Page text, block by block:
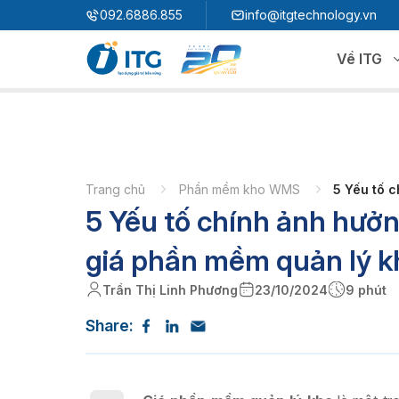
092.6886.855 info@itgtechnology.vn
Về ITG
Giải pháp quản trị hoạch định nguồn lực
3S i​FACTORY
Giải pháp nhà máy thông minh
3S WMS
3S MES
3S SPS
3S QMS
3S F-INSIGHT
Trang chủ Phần mềm kho WMS 5 Yếu tố
5 Yếu tố chính ảnh
giá phần mềm quản lý
Trần Thị Linh Phương 23/10/2024 9 phút
Share: